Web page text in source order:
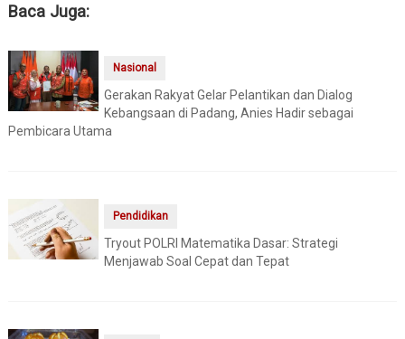
Baca Juga:
Nasional
Gerakan Rakyat Gelar Pelantikan dan Dialog
Kebangsaan di Padang, Anies Hadir sebagai
Pembicara Utama
Pendidikan
Tryout POLRI Matematika Dasar: Strategi
Menjawab Soal Cepat dan Tepat